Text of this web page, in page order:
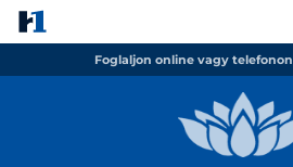
Foglaljon online vagy telefonon